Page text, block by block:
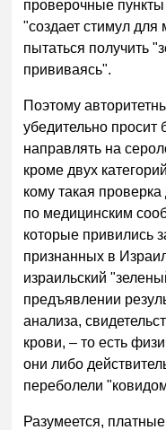
проверочные
"создает стимул
пытаться получить
прививаясь".
Поэтому
убедительно просит
направлять на
кроме двух
кому такая
по медицинским
которые привились
признанных в
израильский
предъявлении
анализа,
крови, – то есть
они либо
переболели
Разумеется,